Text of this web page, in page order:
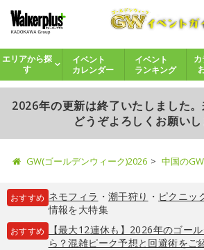
エリアから探
す
イベント
カレンダー
イベント
ランキング
カ
2026年の更新は終了いたしました
どうぞよろしくお願いし
GW(ゴールデンウィーク)2026 中国の
おすすめ ネモフィラ ・ 潮干狩り ・ ピクニッ
情報を大特集
おすすめ
【最大12連休も】2026年のゴー
ら？混雑ピーク予想と回避術をご